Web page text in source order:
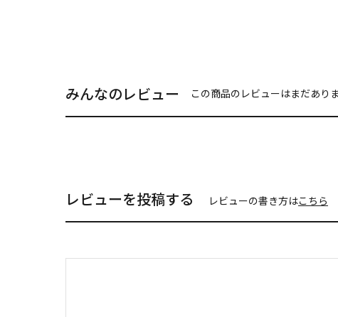
みんなのレビュー この商品のレビューはまだありま
レビューを投稿する レビューの書き方はこちら